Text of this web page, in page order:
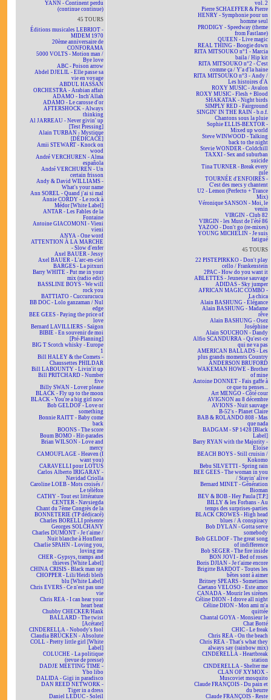
YANN - Continent perdu
(continue continue)
45 TOURS
Éditions musicales LEBRIOT -
MIDEM 1970
20ème anniversaire de
CONFORAMA
5000 VOLTS - Motion man /
Bye love
ABC - Poison arrow
Abdel DJELIL - Elle passe sa
vie en voyage
ABDUL HASSAN
ORCHESTRA - Arabian affair
ADAMO - Inch'Allah
ADAMO - Le carosse d'or
AFTERSHOCK - Always
thinking
Al JARREAU - Never givin' up
[Test Pressing]
Alain TURBAN - Mystique
[DÉDICACÉ]
Amii STEWART - Knock on
wood
André VERCHUREN - Alma
española
André VERCHUREN - Un
certain frisson
Andy & David WILLIAMS -
What's your name
Ann SOREL - Quand j'ai si mal
Annie CORDY - Le rock à
Médor [White Label]
ANTAR - Les Fables de la
Fontaine
Antoine GIACOMONI - Vieni
vieni
ANYA - One word
ATTENTION À LA MARCHE
- Slow d'enfer
Axel BAUER - Jessy
Axel BAUER - L'arc-en-ciel
BARGES - La pitxuri
Barry WHITE - Put me in your
mix (radio edit)
BASSLINE BOYS - We will
rock you
BATTIATO - Cuccurucucu
BB DOC - Lolo ganzaman / Nul
edge
BEE GEES - Paying the price of
love
Bernard LAVILLIERS - Saïgon
BIBIE - En souvenir de moi
[Pré-Planning]
BIG T Scotch whisky - Europe
1
Bill HALEY & the Comets -
Chaussettes PHILDAR
Bill LABOUNTY - Livin'it up
Bill PRITCHARD - Number
five
Billy SWAN - Lover please
BLACK - Fly up to the moon
BLACK - You're a big girl now
Bob GELDOF - Love or
something
Bonnie RAITT - Baby come
back
BOONS - The score
Boum BOMO - Hit-parades
Brian WILSON - Love and
mercy
CAMOUFLAGE - Heaven (I
want you)
CARAVELLI pour LOTUS
Carlos Alberto IRIGARAY -
Navidad Criolla
Caroline LOEB - Mots croisés /
Le téléfon
CATHY - Tout est littérature
CENTER - Navsiegda
Chant du 7ème Congrès de la
BONNETERIE (TP dédicacé)
Charles BORELLI présente
Georges SOLCHANY
Charles DUMONT - Je t'aime /
Nuit blanche à Honfleur
Charlie SPAHN - Loving you,
loving me
CHER - Gypsys, tramps and
thieves [White Label]
CHINA CRISIS - Black man ray
CHOPPER - Lili/Heidi bleib
blu [White Label]
Chris EVERS - Ce n'est pas une
vie
Chris REA - I can hear your
heart beat
Chubby CHECKER/Hank
BALLARD - The twist
[Acétate]
CINDERELLA - Nobody's fool
Claudia BRÜCKEN - Absolute
COLL - Pretty little girl [White
Label]
COLUCHE - La politique
(revue de presse)
DADJE MEETING TIME -
Ybo libo
DALIDA - Gigi in paradisco
DAN REED NETWORK -
Tiger in a dress
Daniel LEDUC - Soleil
vol. 2
Pierre SCHAEFFER & Pierre
HENRY - Symphonie pour un
homme seul
PRODIGY - Speedway (theme
from Fastlane)
QUEEN - Live magic
REAL THING - Boogie down
RITA MITSOUKO n°1 - Marcia
baila / Hip kit
RITA MITSOUKO n°2 - C'est
comme ça / Y'a d'la haine
RITA MITSOUKO n°3 - Andy /
Les histoires d'A
ROXY MUSIC - Avalon
ROXY MUSIC - Flesh + Blood
SHAKATAK - Night birds
SIMPLY RED - Fairground
SINGIN' IN THE RAIN - b.o.f.
Chantons sous la pluie
Sophie ELLIS-BEXTOR -
Mixed up world
Steve WINWOOD - Talking
back to the night
Stevie WONDER - Coldchill
TAXXI - Sex and suburban
suicide
Tina TURNER - Break every
rule
TOURNÉE d'ENFOIRÉS -
C'est des mecs y chantent
U2 - Lemon (Perfecto + Trance
Mix)
Véronique SANSON - Moi, le
venin
VIRGIN - Club 82
VIRGIN - les Must de l'été 86
YAZOO - Don't go (re-mixes)
YOUNG MICHELIN - Je suis
fatigué
45 TOURS
22 PISTEPIRKKO - Don't play
cello / Frankenstein
2PAC - How do you want it
ABLETTES - Jeunesse sauvage
ADIDAS - Sky jumper
AFRICAN MAGIC COMBO -
La chica
Alain BASHUNG - Élégance
Alain BASHUNG - Madame
rêve
Alain BASHUNG - Osez
Joséphine
Alain SOUCHON - Dandy
Alfio SCANDURRA - Qu'est-ce
qui ne va pas
AMERICAN BALLADS - Les
plus grands moments Country
ANDERSON BRUFORD
WAKEMAN HOWE - Brother
of mine
Antoine DONNET - Fais gaffe à
ce que tu penses...
Art MENGO - Côté cour
AVIGNON au 8 décembre
AVIONS - Nuit sauvage
B-52's - Planet Claire
BAB & ROLANDO 808 - Mas
que nada
BADGAM - SP 1428 [Black
Label]
Barry RYAN with the Majority -
Eloïse
BEACH BOYS - Still cruisin /
Kokomo
Bebu SILVETTI - Spring rain
BEE GEES - The woman in you
/ Stayin' alive
Bernard MINET - Génération
Bioman
BEV & BOB - Hey Paula [T.P.]
BILLY & les Forbans - Au
temps des surprises-parties
BLACK CROWES - High head
blues / A conspiracy
Bob DYLAN - Gotta serve
somebody
Bob GELDOF - The great song
of indifference
Bob SEGER - The fire inside
BON JOVI - Bed of roses
Boris DJIAN - Je t'aime encore
Brigitte BARDOT - Toutes les
bêtes sont à aimer
Britney SPEARS - Sometimes
Caetano VELOSO - Este amor
CANADA - Mourir les sirènes
Céline DION - I drove all night
Céline DION - Mon ami m'a
quittée
Chantal GOYA - Monsieur le
Chat Botté
CHIC - Le freak
Chris REA - On the beach
Chris REA - That's what they
always say (rainbow mix)
CINDERELLA - Heartbreak
station
CINDERELLA - Shelter me
CLAN OF XYMOX -
Muscoviet mosquito
Claude FRANÇOIS - Du pain et
du beurre
Claude FRANÇOIS - Reste